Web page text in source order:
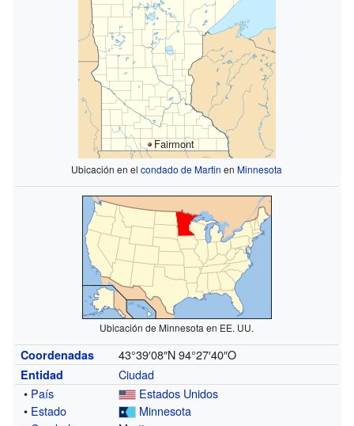
Fairmont
Ubicación en elcondado de Martin enMinnesota
Ubicación de Minnesota en EE. UU.
Coordenadas 43°39′08″N 94°27′40″O
Entidad
Ciudad
• País
Estados Unidos
• Estado
Minnesota